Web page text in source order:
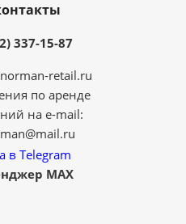
337-15-87
retail.ru
по аренде
на e-mail:
в Telegram
MAX